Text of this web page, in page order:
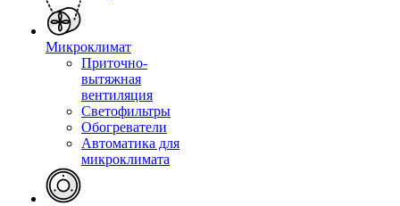
Микроклимат
Приточно-
вытяжная
вентиляция
Светофильтры
Обогреватели
Автоматика для
микроклимата